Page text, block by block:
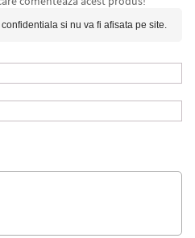
SET
si nu va fi afisata pe site.